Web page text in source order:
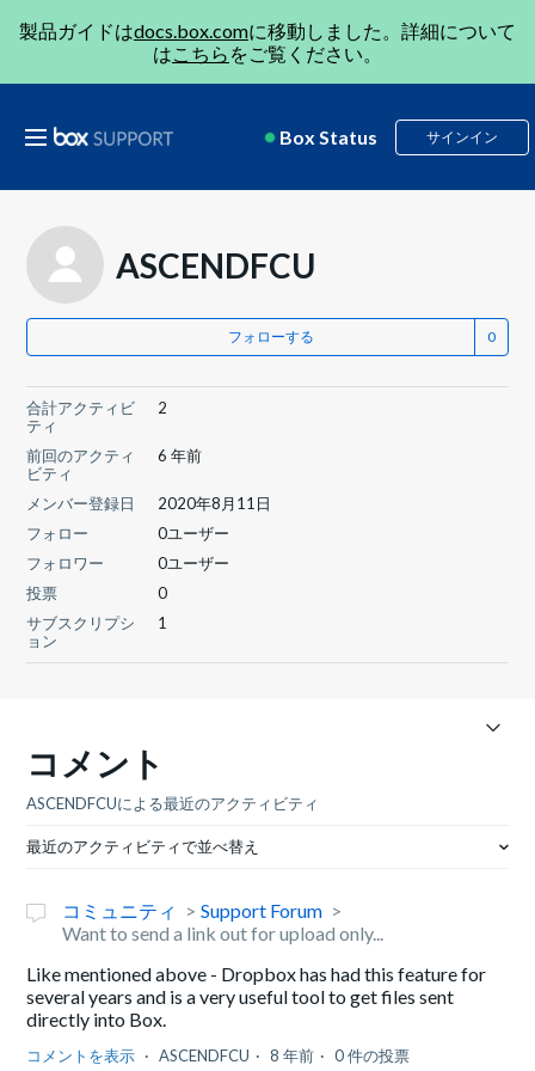
製品ガイドはdocs.box.comに移動しました。詳細について
はこちら をご覧ください。
Box Status サインイン
ASCENDFCU
フォローする
合計アクティビ
ティ
2
前回のアクティ
ビティ
6 年前
メンバー登録日
2020年8月11日
フォロー
0ユーザー
フォロワー
0ユーザー
投票
0
サブスクリプシ
ョン
1
コメント
ASCENDFCUによる最近のアクティビティ
最近のアクティビティで並べ替え
コミュニティ
Support Forum
Want to send a link out for upload only...
Like mentioned above - Dropbox has had this feature for
several years and is a very useful tool to get files sent
directly into Box.
コメントを表示 ASCENDFCU 8 年前 0 件の投票